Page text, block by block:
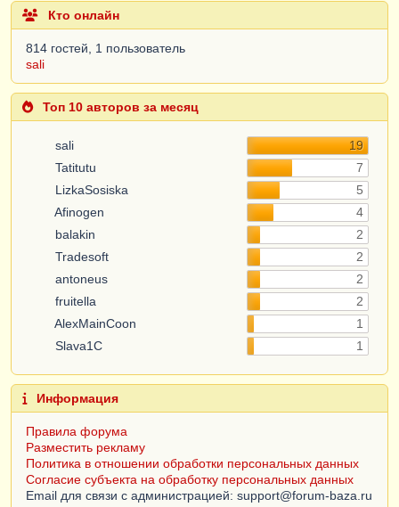
Кто онлайн
814 гостей, 1 пользователь
sali
Топ 10 авторов за месяц
sali
19
Tatitutu
7
LizkaSosiska
5
Afinogen
4
balakin
2
Tradesoft
2
antoneus
2
fruitella
2
AlexMainCoon
1
Slava1C
1
Информация
Правила форума
Разместить рекламу
Политика в отношении обработки персональных данных
Согласие субъекта на обработку персональных данных
Email для связи с администрацией: